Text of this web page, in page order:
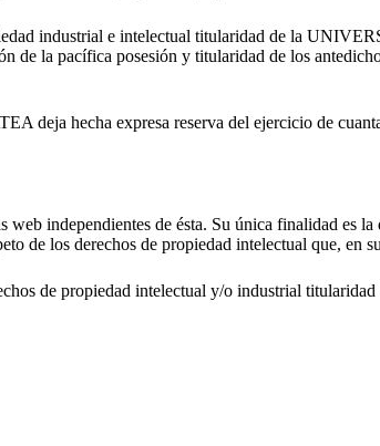
industrial e intelectual titularidad de la
la pacífica posesión y titularidad de los
hecha expresa reserva del ejercicio de
independientes de ésta. Su única finalidad es
de los derechos de propiedad intelectual que, en
de propiedad intelectual y/o industrial